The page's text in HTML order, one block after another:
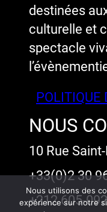
destinées
culturelle et
spectacle
POLITIQUE
NOUS
10 Rue
+33(0)2 30
+212 605-
Nous utilisons des
expérience sur notre